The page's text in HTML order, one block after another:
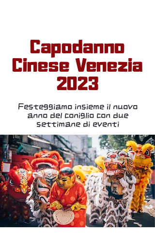
Capodanno
Cinese Venezia
2023
Festeggiamo insieme il nuovo
anno del coniglio con due
settimane di eventi